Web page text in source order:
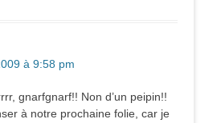
à 9:58 pm
gnarfgnarf!! Non d’un peipin!!
à notre prochaine folie, car je